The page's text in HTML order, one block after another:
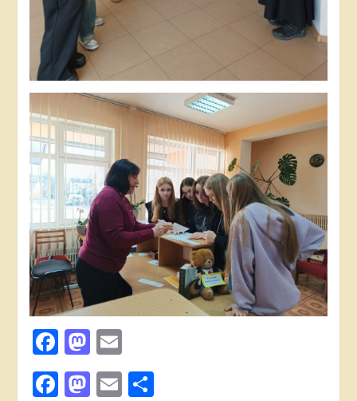
Facebook
Mastodon
Facebook
Mastodon
Email